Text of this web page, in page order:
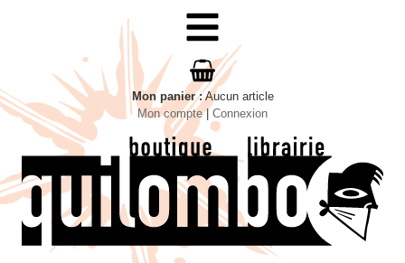
MENU
Mon panier: Aucun article
Mon compte| Connexion